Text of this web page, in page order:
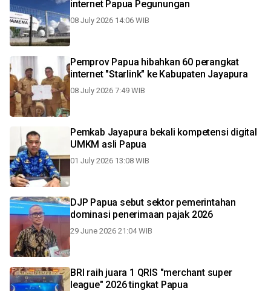
internet Papua Pegunungan
08 July 2026 14:06 WIB
Pemprov Papua hibahkan 60 perangkat
internet "Starlink" ke Kabupaten Jayapura
08 July 2026 7:49 WIB
Pemkab Jayapura bekali kompetensi digital
UMKM asli Papua
01 July 2026 13:08 WIB
DJP Papua sebut sektor pemerintahan
dominasi penerimaan pajak 2026
29 June 2026 21:04 WIB
BRI raih juara 1 QRIS "merchant super
league" 2026 tingkat Papua